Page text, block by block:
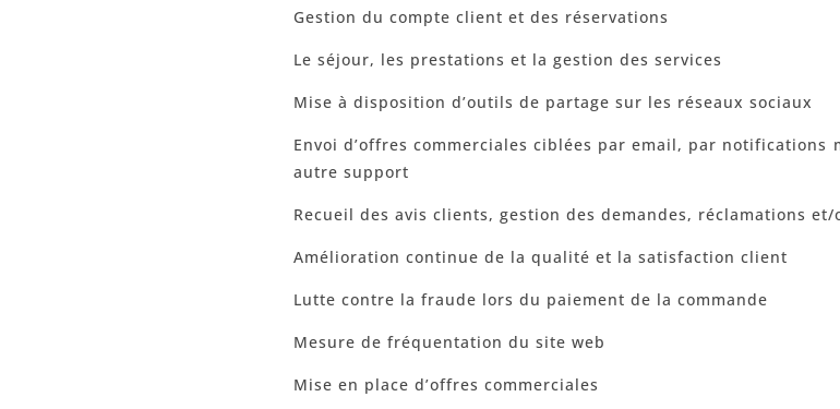
Gestion du compte client et des réservations
Le séjour, les prestations et la gestion des services
Mise à disposition d’outils de partage sur les réseaux sociaux
Envoi d’offres commerciales ciblées par email, par
autre support
Recueil des avis clients, gestion des demandes, réclamations
Amélioration continue de la qualité et la satisfaction client
Lutte contre la fraude lors du paiement de la commande
Mesure de fréquentation du site web
Mise en place d’offres commerciales